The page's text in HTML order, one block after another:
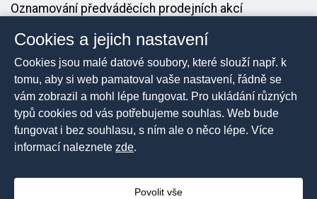
Oznamování předváděcích prodejních akcí
PRO MÉDIA
Tiskové zprávy
Kontakt pro média
vyhrazena
Cookies a jejich nastavení
Cookies jsou malé datové soubory, které slouží např. k
tomu, aby si web pamatoval vaše nastavení, řádně se
vám zobrazil a mohl lépe fungovat. Pro ukládání různých
typů cookies od vás potřebujeme souhlas. Web bude
fungovat i bez souhlasu, s ním ale o něco lépe. Více
informací naleznete zde.
Povolit vše